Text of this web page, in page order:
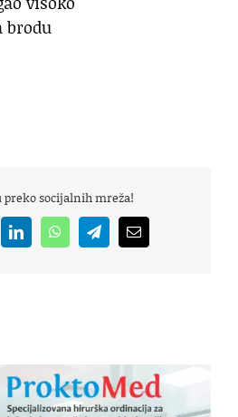
brodu
preko socijalnih mreža!
LinkedInWhatsAppTelegramEmail